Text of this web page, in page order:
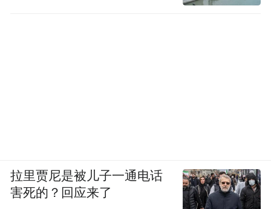
拉里贾尼是被儿子一通电话
害死的？回应来了